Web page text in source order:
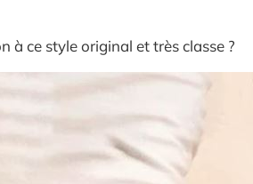
à ce style original et très classe ?